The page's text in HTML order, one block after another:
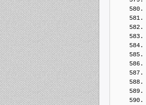
580.
581.
582.
583.
584.
585.
586.
587.
588.
589.
590.